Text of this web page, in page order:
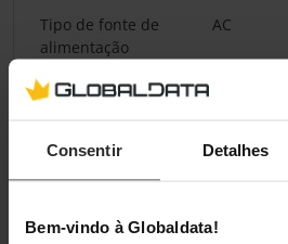
Consentir Detalhes
Bem-vindo à Globaldata!
Tipo de fonte de
alimentação
AC
Consumo de energia